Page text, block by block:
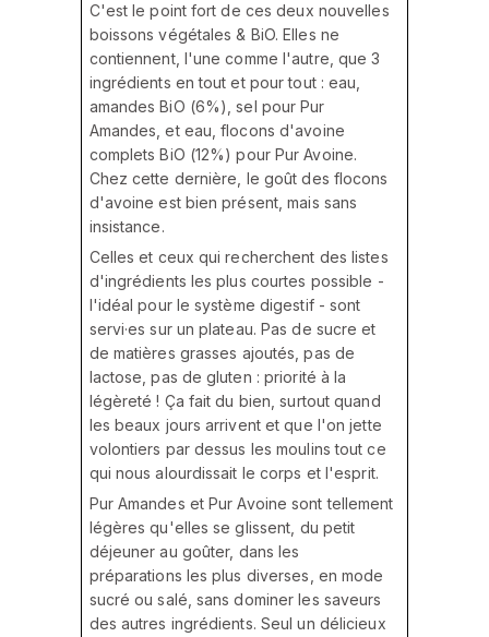
C'est le point fort de ces deux nouvelles
boissons végétales & BiO. Elles ne
contiennent, l'une comme l'autre, que 3
ingrédients en tout et pour tout : eau,
amandes BiO (6%), sel pour Pur
Amandes, et eau, flocons d'avoine
complets BiO (12%) pour Pur Avoine.
Chez cette dernière, le goût des flocons
d'avoine est bien présent, mais sans
insistance.
Celles et ceux qui recherchent des listes
d'ingrédients les plus courtes possible -
l'idéal pour le système digestif - sont
servi·es sur un plateau. Pas de sucre et
de matières grasses ajoutés, pas de
lactose, pas de gluten : priorité à la
légèreté ! Ça fait du bien, surtout quand
les beaux jours arrivent et que l'on jette
volontiers par dessus les moulins tout ce
qui nous alourdissait le corps et l'esprit.
Pur Amandes et Pur Avoine sont tellement
légères qu'elles se glissent, du petit
déjeuner au goûter, dans les
préparations les plus diverses, en mode
sucré ou salé, sans dominer les saveurs
des autres ingrédients. Seul un délicieux